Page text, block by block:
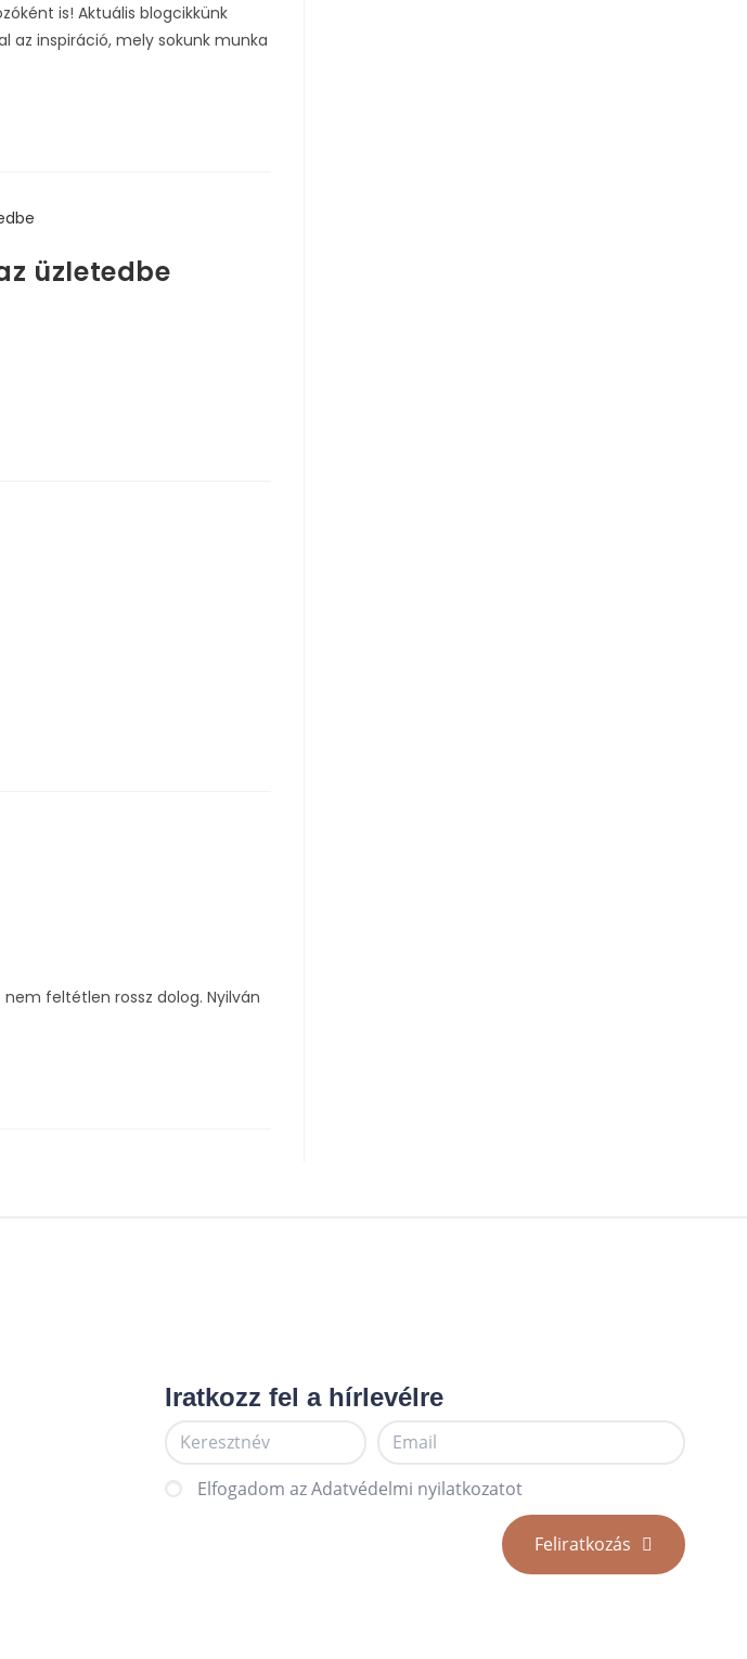
is! Aktuális blogcikkünk
inspiráció, mely sokunk munka
üzletedbe
feltétlen rossz dolog. Nyilván
Iratkozz fel a hírlevélre
Elfogadom az Adatvédelmi nyilatkozatot
Feliratkozás